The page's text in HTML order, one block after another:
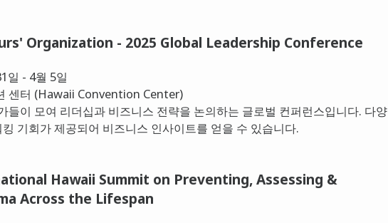
Organization - 2025 Global Leadership Conference
일 - 4월 5일
센터 (Hawaii Convention Center)
들이 모여 리더십과 비즈니스 전략을 논의하는 글로벌 컨퍼런스입니다. 다양
기회가 제공되어 비즈니스 인사이트를 얻을 수 있습니다.
Hawaii Summit on Preventing, Assessing &
Across the Lifespan